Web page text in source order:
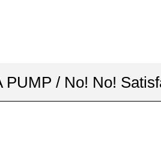
PUMP / No! No!